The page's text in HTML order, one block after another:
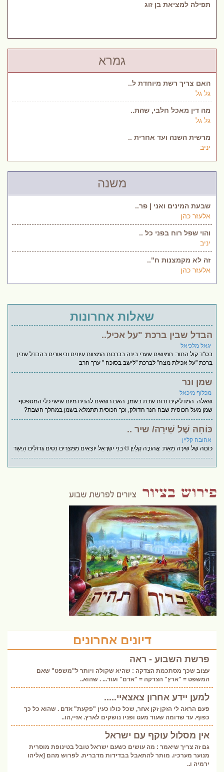
תפילה למציאת בן זוג
גמרא
האם צריך רשת מיוחדת ל..
גל גל
מה דין מאכל חלבי, שהת..
גל גל
מרשית השנה ועד אחרית ..
יניב
משנה
שבעת המינים ואני | פר..
אלעזר כהן
והוי שפל רוח בפני כל ..
יניב
זה לא מקמצנות ח"..
אלעזר כהן
שאלות אחרונות
הבדל שבין ברכת "על אכיל..
יגאל מלכיאל
בס"ד קול התור: חמישים שערי בינה בברכות המצוות עיונים וביאורים בהבדל שבין
ברכת "על אכילת מצה" לברכת "לישב בסוכה " ערך הרב
שמן ונר
מכלוף מיכאל
שאלה: המדליקים נרות שבת בשמן, האם רשאים להניח מיום שישי כלי המטפטף
שמן מעל הכוסית שבה הנר הדולק, וכך הכוסית תתמלא בשמן במהלך השבת?
כּוֹחָהּ שֶׁל שִׁירָה/ שיר ..
אהובה קליין
כּוֹחָהּ שֶׁל שִׁירָה מֵאֵת: אֲהוּבָה קְלַייְן © בְּנֵי יִשְׂרָאֵל יוֹצְאִים מִמִּצְרַיִם נִסִּים גְּדוֹלִים הַיְשַׁר
דיונים אחרונים
פרשת השבוע - ראה
עצוב שכך מסתכמת הצדקה : שהיא שקולה ויותר ל"משפט" שאם
המשפט = "ארץ" הצדקה = "אדם" ועוד... . שהוא..
למען יידע אחרון צאצאיי.....
פעם הראה לי הזקן זקן אחר, שכל כולו כעין "פקעת" אדם . שהוא כל כך
כפוף. עד שדומה שעוד מעט ופניו נושקים לארץ. אזיי,הו..
אין מסלול עוקף עם ישראל
גם זה צריך שיאמר : מה עושים כשעם ישראל טובל בטינופת מוסרית
מנוער מערכיו. מותר להתאבל בבדידות מדברית. לפרוש מהם [אליהו
ירמיה ו..